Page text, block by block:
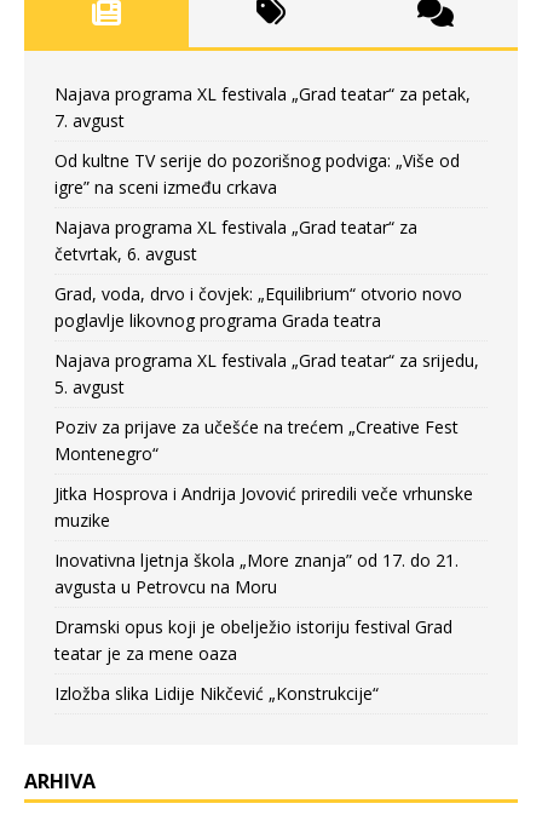
Najava programa XL festivala „Grad teatar“ za petak,
7. avgust
Od kultne TV serije do pozorišnog podviga: „Više od
igre” na sceni između crkava
Najava programa XL festivala „Grad teatar“ za
četvrtak, 6. avgust
Grad, voda, drvo i čovjek: „Equilibrium“ otvorio novo
poglavlje likovnog programa Grada teatra
Najava programa XL festivala „Grad teatar“ za srijedu,
5. avgust
Poziv za prijave za učešće na trećem „Creative Fest
Montenegro“
Jitka Hosprova i Andrija Jovović priredili veče vrhunske
muzike
Inovativna ljetnja škola „More znanja” od 17. do 21.
avgusta u Petrovcu na Moru
Dramski opus koji je obelježio istoriju festival Grad
teatar je za mene oaza
Izložba slika Lidije Nikčević „Konstrukcije“
ARHIVA